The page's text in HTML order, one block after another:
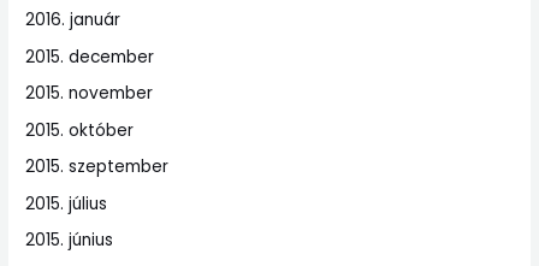
2016. január
2015. december
2015. november
2015. október
2015. szeptember
2015. július
2015. június